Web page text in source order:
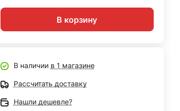
В корзину
В наличии в 1 магазине
Рассчитать доставку
Нашли дешевле?